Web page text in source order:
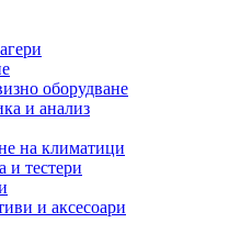
оборудване
и анализ
на климатици
и тестери
и аксесоари